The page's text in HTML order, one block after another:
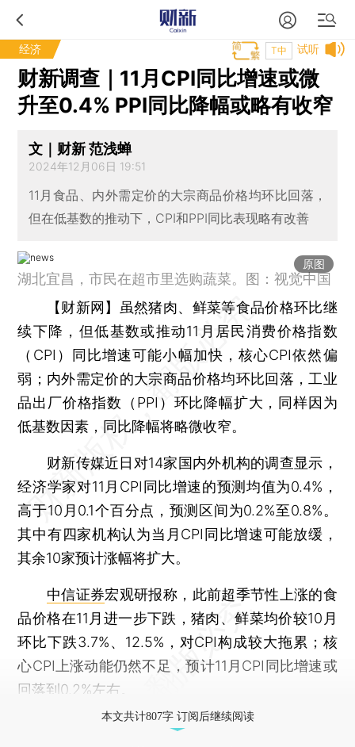
经济 试听
T中
财新调查｜11月CPI同比增速或微
升至0.4% PPI同比降幅或略有收窄
文｜财新 范浅蝉
2024年12月06日 19:51
11月食品、内外需定价的大宗商品价格均环比回落，
但在低基数的推动下，CPI和PPI同比表现略有改善
原图
湖北宜昌，市民在超市里选购蔬菜。图：视觉中国
【财新网】
虽然猪肉、鲜菜等食品价格环比继
续下降，但低基数或推动11月居民消费价格指数
（CPI）同比增速可能小幅加快，核心CPI依然偏
弱；内外需定价的大宗商品价格均环比回落，工业
品出厂价格指数（PPI）环比降幅扩大，同样因为
低基数因素，同比降幅将略微收窄。
财新传媒近日对14家国内外机构的调查显示，
经济学家对11月CPI同比增速的预测均值为0.4%，
高于10月0.1个百分点，预测区间为0.2%至0.8%。
其中有四家机构认为当月CPI同比增速可能放缓，
其余10家预计涨幅将扩大。
中信证券宏观研报称，此前超季节性上涨的食
品价格在11月进一步下跌，猪肉、鲜菜均价较10月
环比下跌3.7%、12.5%，对CPI构成较大拖累；核
心CPI上涨动能仍然不足，预计11月CPI同比增速或
回落到0.2%左右。
本文共计807字 订阅后继续阅读